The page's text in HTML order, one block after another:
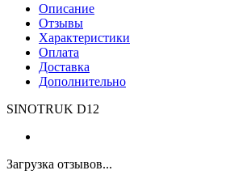
Описание
Отзывы
Характеристики
Оплата
Доставка
Дополнительно
SINOTRUK D12
Загрузка отзывов...